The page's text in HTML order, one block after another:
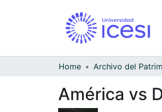
Home
América vs